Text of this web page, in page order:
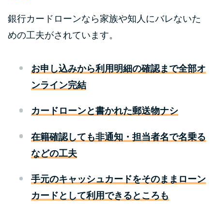
最速！最短40分で借りられるカ
種類や特徴で探す
銀行カードローンを選ぶべき4つ
の理由
無利息期間を利用して利息0円で
お金を借りる3つのポイント
銀行カードローンなら家族や知人にバレないた
めの工夫がされています。
お申し込みから利用明細の確認まで全部オ
ンライン完結
カードローンと書かれた郵送物ナシ
在籍確認しても非通知・担当者名で名乗る
などの工夫
手元のキャッシュカードをそのままローン
カードとして利用できるところも